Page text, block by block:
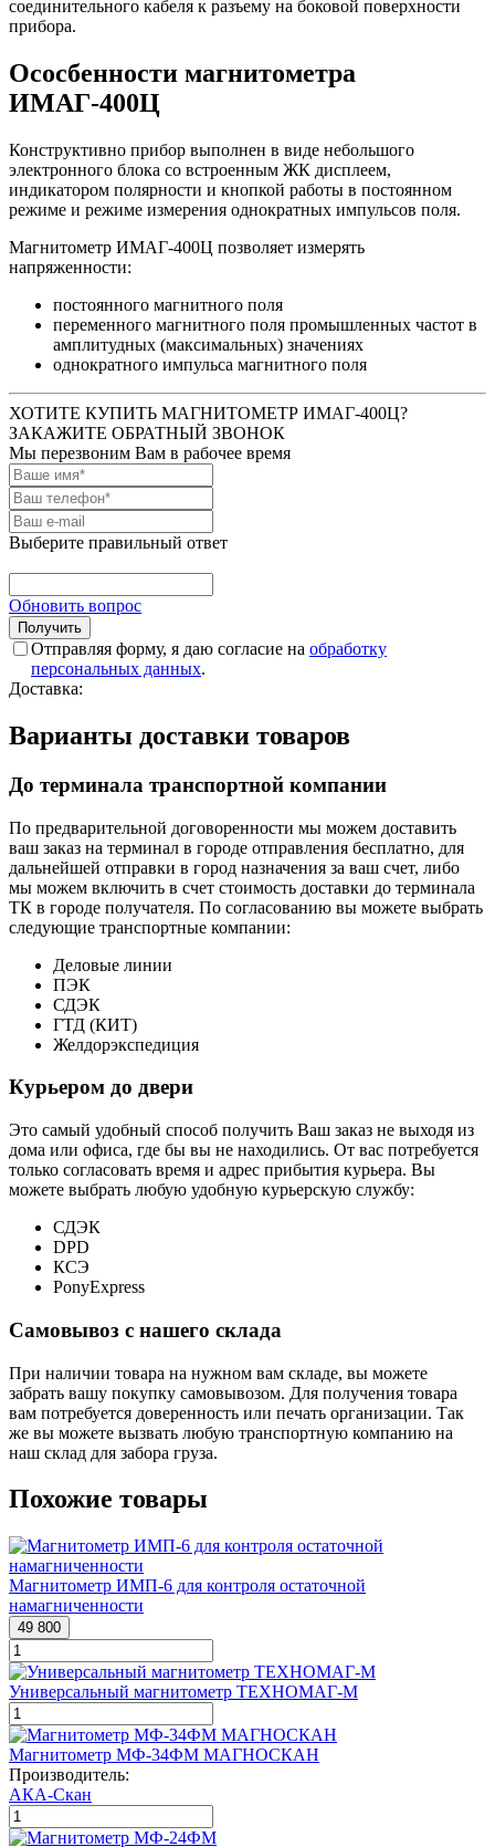
соединительного кабеля к разъему на боковой поверхности
прибора.
Ососбенности магнитометра
ИМАГ-400Ц
Конструктивно прибор выполнен в виде небольшого
электронного блока со встроенным ЖК дисплеем,
индикатором полярности и кнопкой работы в постоянном
режиме и режиме измерения однократных импульсов поля.
Магнитометр ИМАГ-400Ц позволяет измерять
напряженности:
постоянного магнитного поля
переменного магнитного поля промышленных частот в
амплитудных (максимальных) значениях
однократного импульса магнитного поля
ХОТИТЕ КУПИТЬ МАГНИТОМЕТР ИМАГ-400Ц?
ЗАКАЖИТЕ ОБРАТНЫЙ ЗВОНОК
Мы перезвоним Вам в рабочее время
Выберите правильный ответ
Обновить вопрос
Отправляя форму, я даю согласие на обработку
персональных данных.
Доставка:
Варианты доставки товаров
До терминала транспортной компании
По предварительной договоренности мы можем доставить
ваш заказ на терминал в городе отправления бесплатно, для
дальнейшей отправки в город назначения за ваш счет, либо
мы можем включить в счет стоимость доставки до терминала
ТК в городе получателя. По согласованию вы можете выбрать
следующие транспортные компании:
Деловые линии
ПЭК
СДЭК
ГТД (КИТ)
Желдорэкспедиция
Курьером до двери
Это самый удобный способ получить Ваш заказ не выходя из
дома или офиса, где бы вы не находились. От вас потребуется
только согласовать время и адрес прибытия курьера. Вы
можете выбрать любую удобную курьерскую службу:
СДЭК
DPD
КСЭ
PonyExpress
Самовывоз с нашего склада
При наличии товара на нужном вам складе, вы можете
забрать вашу покупку самовывозом. Для получения товара
вам потребуется доверенность или печать организации. Так
же вы можете вызвать любую транспортную компанию на
наш склад для забора груза.
Похожие товары
Магнитометр ИМП-6 для контроля остаточной
намагниченности
49 800
Универсальный магнитометр ТЕХНОМАГ-М
Магнитометр МФ-34ФМ МАГНОСКАН
Производитель:
АКА-Скан